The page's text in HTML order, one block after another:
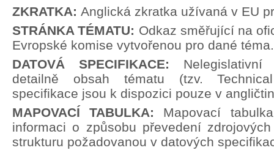
ZKRATKA: Anglická zkratka užívaná v EU
STRÁNKA TÉMATU: Odkaz směřující na
Evropské komise vytvořenou pro dané téma.
DATOVÁ SPECIFIKACE:
detailně obsah tématu (tzv.
specifikace jsou k dispozici pouze v
MAPOVACÍ TABULKA: Mapovací
informaci o způsobu převedení
strukturu požadovanou v datových